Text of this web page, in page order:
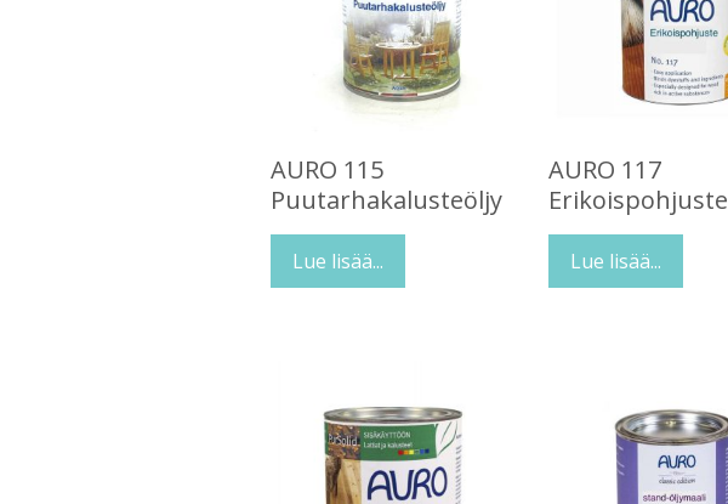
AURO 115
Puutarhakalusteöljy
Lue lisää...
AURO 117
Erikoispohjuste
Lue lisää...